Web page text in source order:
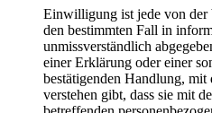
Einwilligung ist jede von
den bestimmten Fall in
unmissverständlich
einer Erklärung oder einer
bestätigenden Handlung, mit
verstehen gibt, dass sie mit